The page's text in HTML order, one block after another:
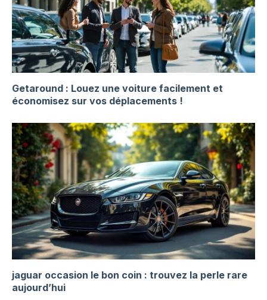
Getaround : Louez une voiture facilement et
économisez sur vos déplacements !
jaguar occasion le bon coin : trouvez la perle rare
aujourd’hui